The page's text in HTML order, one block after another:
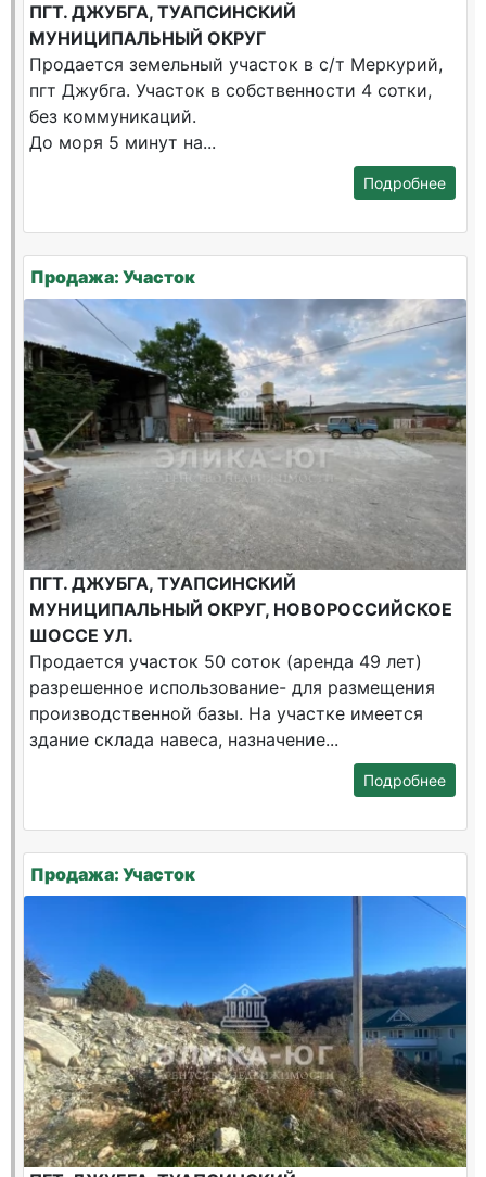
ПГТ. ДЖУБГА, ТУАПСИНСКИЙ
МУНИЦИПАЛЬНЫЙ ОКРУГ
Продается земельный участок в с/т Меркурий,
пгт Джубга. Участок в собственности 4 сотки,
без коммуникаций.
До моря 5 минут на...
Подробнее
Продажа: Участок
ПГТ. ДЖУБГА, ТУАПСИНСКИЙ
МУНИЦИПАЛЬНЫЙ ОКРУГ, НОВОРОССИЙСКОЕ
ШОССЕ УЛ.
Продается участок 50 соток (аренда 49 лет)
разрешенное использование- для размещения
производственной базы. На участке имеется
здание склада навеса, назначение...
Подробнее
Продажа: Участок